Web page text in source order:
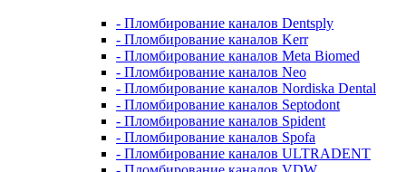
- Пломбирование каналов Dentsply
- Пломбирование каналов Kerr
- Пломбирование каналов Meta Biomed
- Пломбирование каналов Neo
- Пломбирование каналов Nordiska Dental
- Пломбирование каналов Septodont
- Пломбирование каналов Spident
- Пломбирование каналов Spofa
- Пломбирование каналов ULTRADENT